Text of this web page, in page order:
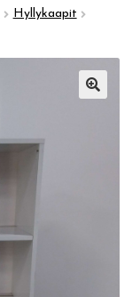
Hyllykaapit